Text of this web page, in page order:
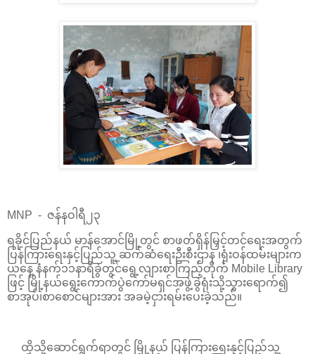
MNP - ဇန်နဝါရီ၂၃
ရခိုင်ပြည်နယ် မာန်အောင်မြို့တွင် စာဖတ်ရှိန်မြှင့်တင်ရေးအတွက်
ပြန်ကြားရေးနှင့်ပြည်သူ့ ဆက်ဆံရေးဦးစီးဌာန ၊ရုံးဝန်ထမ်းများက
ယနေ့ နံနက်၁၁နာရီခွဲတွင်ရွေ့လျားစာကြည့်တိုက် Mobile Library
ဖြင့် မြို့နယ်ရွေးကောက်ပွဲကော်မရှင်အဖွဲ့ခွဲရုံးသို့သွားရောက်၍
စာအုပ်၊စာစောင်များအား အခမဲ့ငှားရမ်းပေးခဲ့သည်။
ထိုသို့ဆောင်ရွက်ရာတွင် မြို့နယ် ပြန်ကြားရေးနှင့်ပြည်သူ့